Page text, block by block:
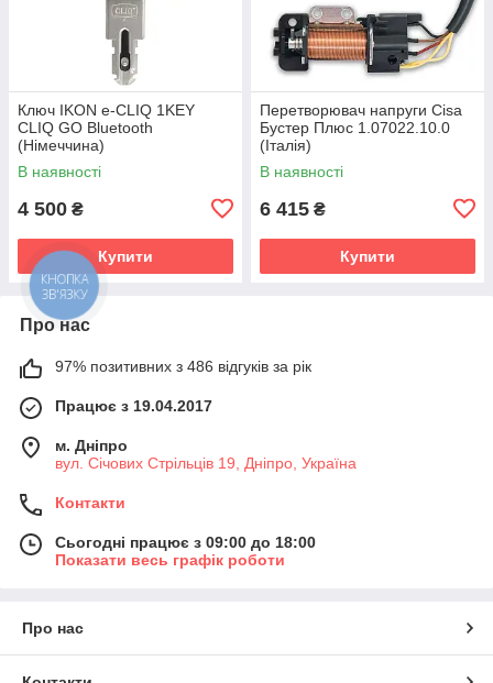
Ключ IKON e-CLIQ 1KEY
CLIQ GO Bluetooth
(Німеччина)
В наявності
4 500 ₴
Купити
Перетворювач напруги Cisa
Бустер Плюс 1.07022.10.0
(Італія)
В наявності
6 415 ₴
Купити
Про нас
97% позитивних з 486 відгуків за рік
Працює з 19.04.2017
м. Дніпро
вул. Січових Стрільців 19, Дніпро, Україна
Контакти
Сьогодні працює з 09:00 до 18:00
Показати весь графік роботи
Про нас
КНОПКА
ЗВ'ЯЗКУ